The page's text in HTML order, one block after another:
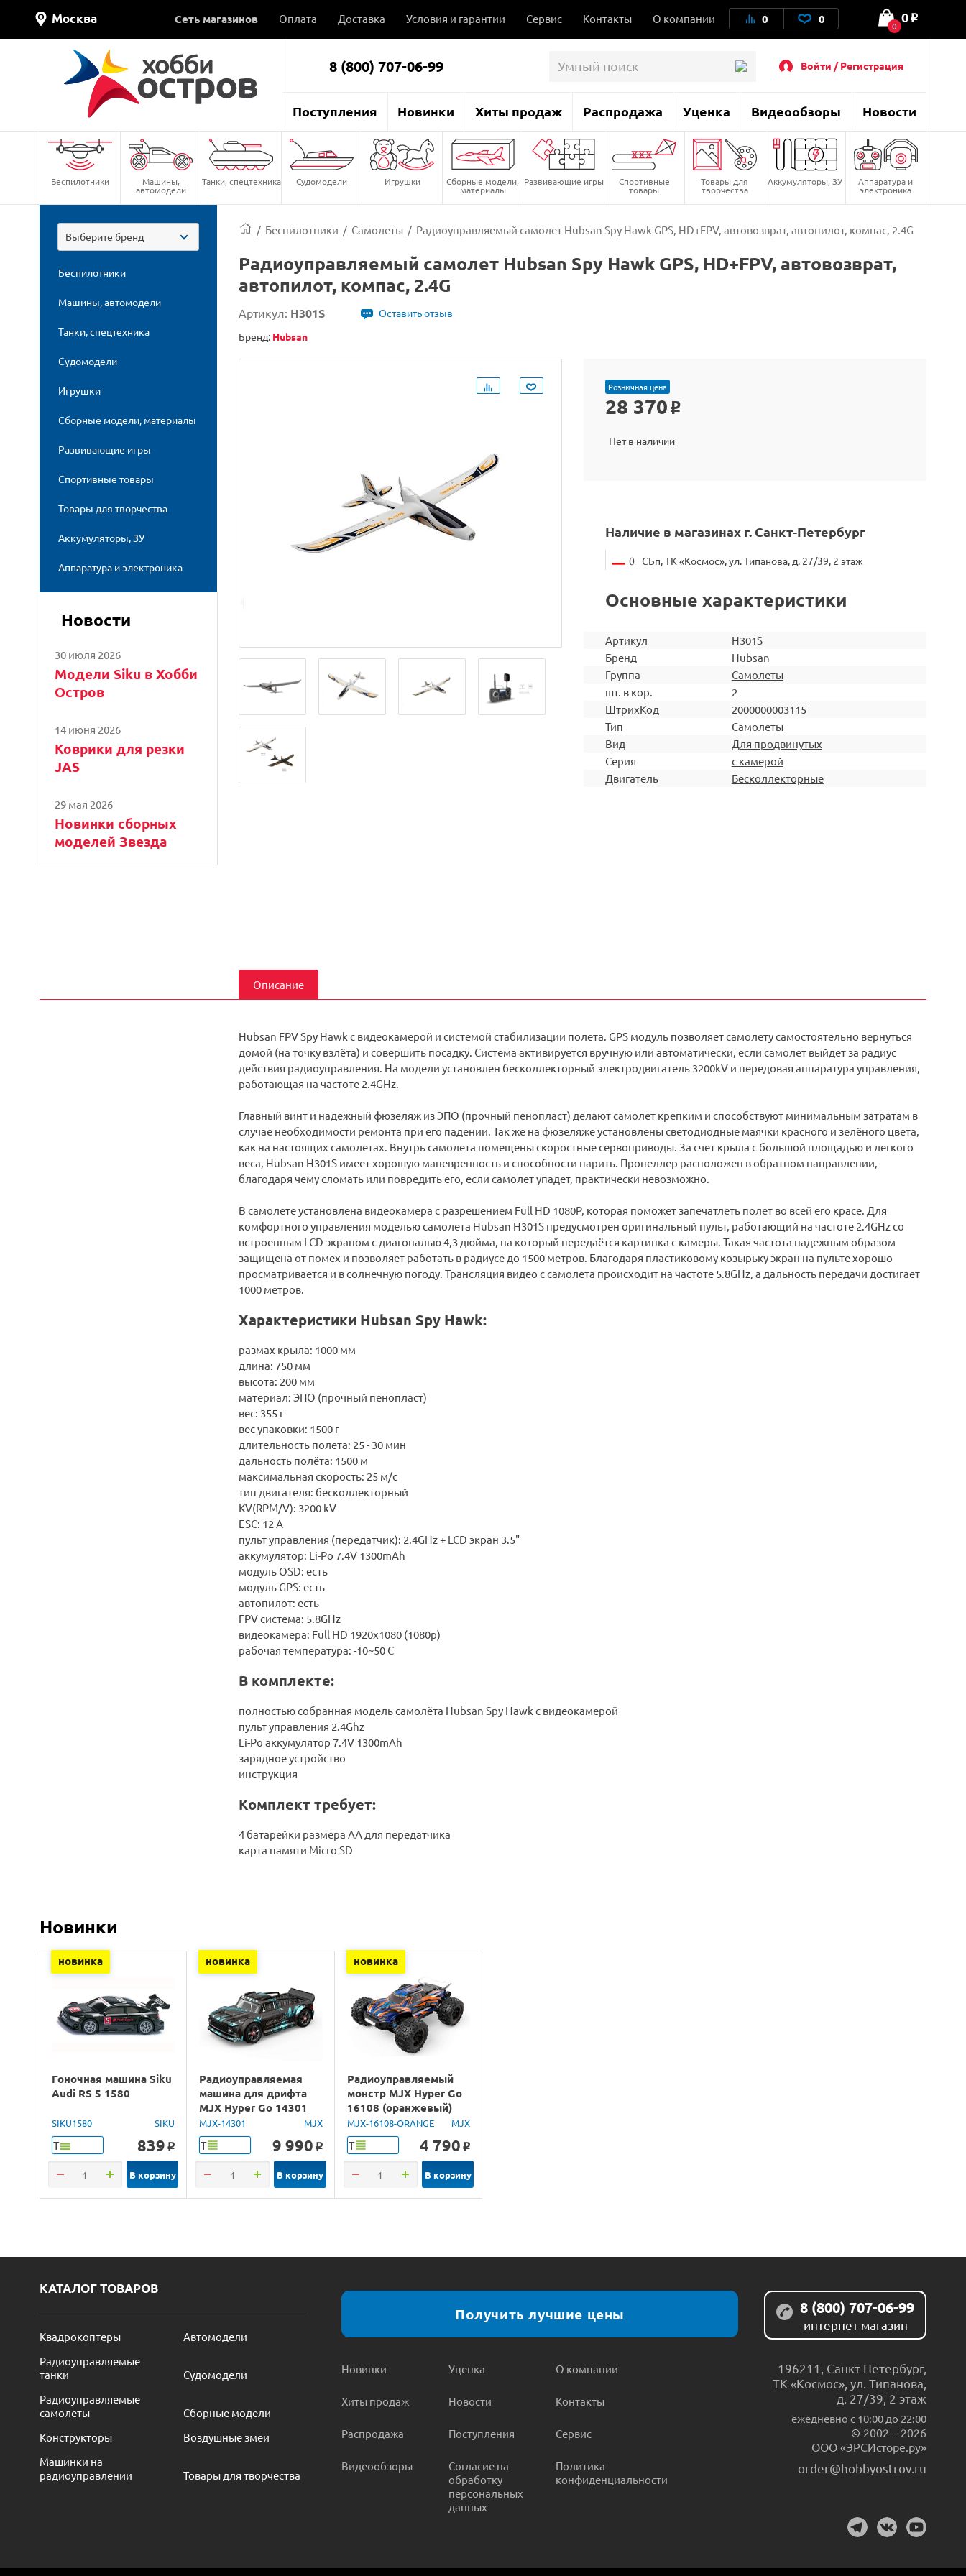
Москва Сеть магазинов Оплата Доставка Условия и гарантии Сервис Контакты О компании 0 0 0
0 o
8 (800) 707-06-99 Войти / Регистрация
Поступления Новинки Хиты продаж Распродажа Уценка Видеообзоры Новости
Беспилотники Машины,
автомодели
Танки, спецтехника Судомодели Игрушки Сборные модели,
материалы
Развивающие игры Спортивные
товары
Товары для
творчества
Аккумуляторы, ЗУ Аппаратура и
электроника
Выберите бренд
Беспилотники
Машины, автомодели
Танки, спецтехника
Судомодели
Игрушки
Сборные модели, материалы
Развивающие игры
Спортивные товары
Товары для творчества
Аккумуляторы, ЗУ
Аппаратура и электроника
Новости
30 июля 2026
Модели Siku в Хобби
Остров
14 июня 2026
Коврики для резки
JAS
29 мая 2026
Новинки сборных
моделей Звезда
/ Беспилотники / Самолеты / Радиоуправляемый самолет Hubsan Spy Hawk GPS, HD+FPV, автовозврат, автопилот, компас, 2.4G
Радиоуправляемый самолет Hubsan Spy Hawk GPS, HD+FPV, автовозврат,
автопилот, компас, 2.4G
Артикул: H301S
Оставить отзыв
Бренд: Hubsan
Розничная цена
28 370 o
Нет в наличии
Наличие в магазинах г. Санкт-Петербург
0 СБп, ТК «Космос», ул. Типанова, д. 27/39, 2 этаж
Основные характеристики
Артикул
H301S
Бренд
Hubsan
Группа
Самолеты
шт. в кор.
2
ШтрихКод
2000000003115
Тип
Самолеты
Вид
Для продвинутых
Серия
с камерой
Двигатель
Бесколлекторные
Описание
Hubsan FPV Spy Hawk с видеокамерой и системой стабилизации полета. GPS модуль позволяет самолету самостоятельно вернуться
домой (на точку взлёта) и совершить посадку. Система активируется вручную или автоматически, если самолет выйдет за радиус
действия радиоуправления. На модели установлен бесколлекторный электродвигатель 3200kV и передовая аппаратура управления,
работающая на частоте 2.4GHz.
Главный винт и надежный фюзеляж из ЭПО (прочный пенопласт) делают самолет крепким и способствуют минимальным затратам в
случае необходимости ремонта при его падении. Так же на фюзеляже установлены светодиодные маячки красного и зелёного цвета,
как на настоящих самолетах. Внутрь самолета помещены скоростные сервоприводы. За счет крыла с большой площадью и легкого
веса, Hubsan H301S имеет хорошую маневренность и способности парить. Пропеллер расположен в обратном направлении,
благодаря чему сломать или повредить его, если самолет упадет, практически невозможно.
В самолете установлена видеокамера с разрешением Full HD 1080P, которая поможет запечатлеть полет во всей его красе. Для
комфортного управления моделью самолета Hubsan H301S предусмотрен оригинальный пульт, работающий на частоте 2.4GHz со
встроенным LCD экраном c диагональю 4,3 дюйма, на который передаётся картинка с камеры. Такая частота надежным образом
защищена от помех и позволяет работать в радиусе до 1500 метров. Благодаря пластиковому козырьку экран на пульте хорошо
просматривается и в солнечную погоду. Трансляция видео с самолета происходит на частоте 5.8GHz, а дальность передачи достигает
1000 метров.
Характеристики Hubsan Spy Hawk:
размах крыла: 1000 мм
длина: 750 мм
высота: 200 мм
материал: ЭПО (прочный пенопласт)
вес: 355 г
вес упаковки: 1500 г
длительность полета: 25 - 30 мин
дальность полёта: 1500 м
максимальная скорость: 25 м/с
тип двигателя: бесколлекторный
KV(RPM/V): 3200 kV
ESC: 12 A
пульт управления (передатчик): 2.4GHz + LCD экран 3.5"
аккумулятор: Li-Po 7.4V 1300mAh
модуль OSD: есть
модуль GPS: есть
автопилот: есть
FPV система: 5.8GHz
видеокамера: Full HD 1920х1080 (1080p)
рабочая температура: -10~50 С
В комплекте:
полностью собранная модель самолёта Hubsan Spy Hawk с видеокамерой
пульт управления 2.4Ghz
Li-Po аккумулятор 7.4V 1300mAh
зарядное устройство
инструкция
Комплект требует:
4 батарейки размера АА для передатчика
карта памяти Micro SD
Новинки
новинка
Гоночная машина Siku
Audi RS 5 1580
SIKU1580 SIKU
Т 839 o
В корзину
новинка
Радиоуправляемая
машина для дрифта
MJX Hyper Go 14301
Brushless 4WD 2.4G
LED 1/14 RTR
MJX-14301 MJX
Т 9 990 o
В корзину
новинка
Радиоуправляемый
монстр MJX Hyper Go
16108 (оранжевый)
4WD 2.4G LED 1/16
RTR
MJX-16108-ORANGE MJX
Т 4 790 o
В корзину
КАТАЛОГ ТОВАРОВ
Квадрокоптеры
Автомодели
Радиоуправляемые
танки
Судомодели
Радиоуправляемые
самолеты
Сборные модели
Конструкторы
Воздушные змеи
Машинки на
радиоуправлении
Товары для творчества
Получить лучшие цены
Новинки
Хиты продаж
Распродажа
Видеообзоры
Уценка
Новости
Поступления
Согласие на
обработку
персональных
данных
О компании
Контакты
Сервис
Политика
конфиденциальности
8 (800) 707-06-99
интернет-магазин
196211 Санкт-Петербург,
ТК «Космос», ул. Типанова,
д. 27/39, 2 этаж
ежедневно c 10:00 до 22:00
© 2002 – 2026
ООО «ЭРСИсторе.ру»
order@hobbyostrov.ru